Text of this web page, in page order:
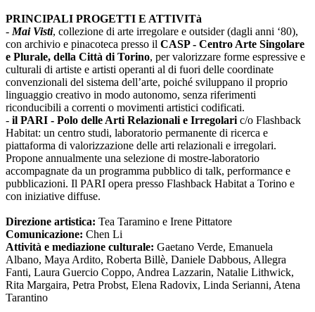
PRINCIPALI PROGETTI E ATTIVITà
- Mai Visti, collezione di arte irregolare e outsider (dagli anni ‘80),
con archivio e pinacoteca presso il CASP - Centro Arte Singolare
e Plurale, della Città di Torino, per valorizzare forme espressive e
culturali di artiste e artisti operanti al di fuori delle coordinate
convenzionali del sistema dell’arte, poiché sviluppano il proprio
linguaggio creativo in modo autonomo, senza riferimenti
riconducibili a correnti o movimenti artistici codificati.
- il PARI - Polo delle Arti Relazionali e Irregolari c/o Flashback
Habitat: un centro studi, laboratorio permanente di ricerca e
piattaforma di valorizzazione delle arti relazionali e irregolari.
Propone annualmente una selezione di mostre-laboratorio
accompagnate da un programma pubblico di talk, performance e
pubblicazioni. Il PARI opera presso Flashback Habitat a Torino e
con iniziative diffuse.
Direzione artistica: Tea Taramino e Irene Pittatore
Comunicazione: Chen Li
Attività e mediazione culturale: Gaetano Verde, Emanuela
Albano, Maya Ardito, Roberta Billè, Daniele Dabbous, Allegra
Fanti, Laura Guercio Coppo, Andrea Lazzarin, Natalie Lithwick,
Rita Margaira, Petra Probst, Elena Radovix, Linda Serianni, Atena
Tarantino